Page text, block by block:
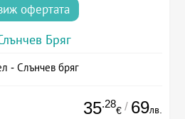
офертата
Бряг
- Слънчев бряг
35.28
€ / 69лв.